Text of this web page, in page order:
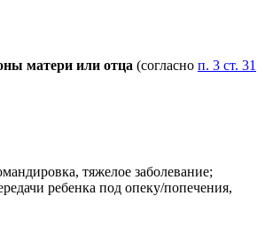
матери или отца (согласно п. 3 ст. 31
тяжелое заболевание;
ребенка под опеку/попечения,